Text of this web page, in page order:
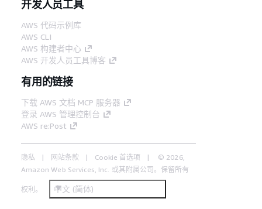
开发人员工具
AWS 代码示例库
AWS CLI
AWS 构建者中心
AWS 开发人员工具博客
有用的链接
下载 AWS 文档 MCP 服务器
登录 AWS 管理控制台
AWS re:Post
隐私 网站条款 Cookie 首选项
© 2026,
Amazon Web Services, Inc. 或其附属公司。保留所有
权利。 中文 (简体)